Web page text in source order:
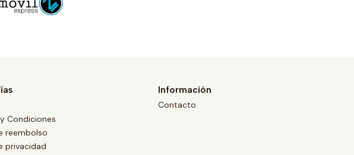
Condiciones
reembolso
privacidad
Información
Contacto